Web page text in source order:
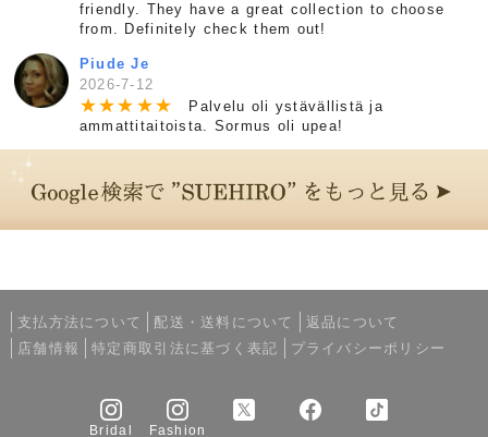
friendly. They have a great collection to choose
from. Definitely check them out!
Piude Je
2026-7-12
★★★ ★★
Palvelu oli ystävällistä ja
ammattitaitoista. Sormus oli upea!
支払方法について 配送・送料について
返品について
店舗情報
特定商取引法に基づく表記 プライバシーポリシー
Bridal Fashion